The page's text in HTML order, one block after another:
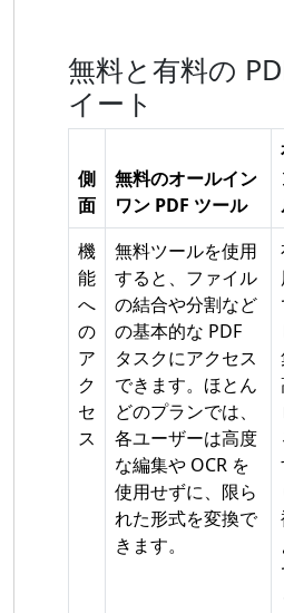
無料と有料の
イート
側
面
無料のオールイン
ワン PDF ツール
機
能
へ
の
ア
ク
セ
ス
無料ツールを使用
すると、ファイル
の結合や分割など
の基本的な PDF
タスクにアクセス
できます。ほとん
どのプランでは、
各ユーザーは高度
な編集や OCR を
使用せずに、限ら
れた形式を変換で
きます。